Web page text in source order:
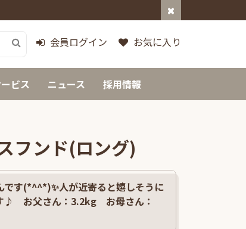
会員ログイン お気に入り
ビス ニュース 採用情報
フンド(ロング)
です(*^^*)✨人が近寄ると嬉しそうに
♪ お父さん：3.2kg お母さん：